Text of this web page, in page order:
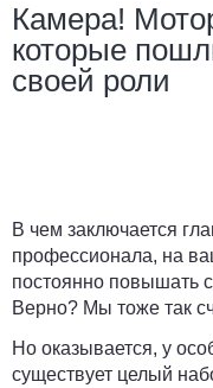
Камера!
которые
своей роли
В чем заключается
профессионала, на
постоянно повышать
Верно? Мы тоже так
Но оказывается, у
существует целый